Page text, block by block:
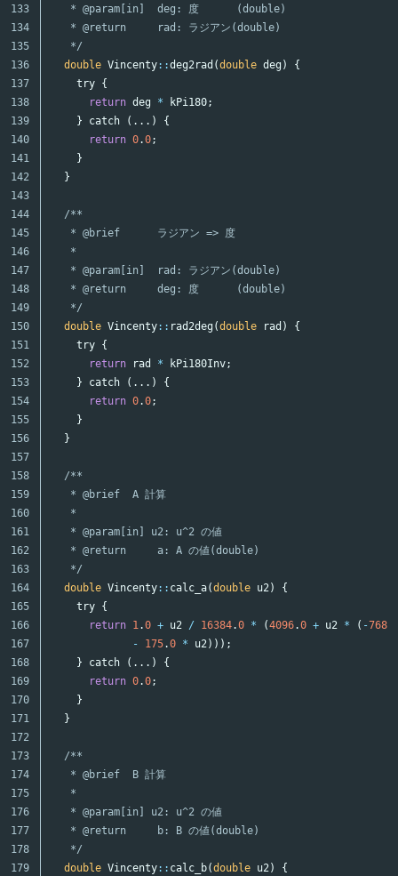
133
134
135
136
137
138
139
140
141
142
143
144
145
146
147
148
149
150
151
152
153
154
155
156
157
158
159
160
161
162
163
164
165
166
167
168
169
170
171
172
173
174
175
176
177
178
179
   * @param[in]  deg: 度      (double)
   * @return     rad: ラジアン(double)
   */
double Vincenty::deg2rad (double deg )
{
try {
return deg * kPi180;
}
catch (...)
{
return 0.0;
}
}
/**
   * @brief      ラジアン => 度
   *
   * @param[in]  rad: ラジアン(double)
   * @return     deg: 度      (double)
   */
double Vincenty:: rad2deg (double rad )
{
try {
return
rad * kPi180Inv;
}
catch (...)
{
return 0.0;
}
}
/**
   * @brief  A 計算
   *
   * @param[in] u2: u^2 の値
   * @return     a: A の値(double)
   */
double Vincenty:: calc_a(double u2)
{
try {
return 1.0 + u2 / 16384.0 * (4096.0 + u2 * ( -768
-
175.0 * u2)));
}
catch (...)
{
return 0.0;
}
}
/**
   * @brief  B 計算
   *
   * @param[in] u2: u^2 の値
   * @return     b: B の値(double)
   */
double Vincenty:: calc_b(double u2)
{